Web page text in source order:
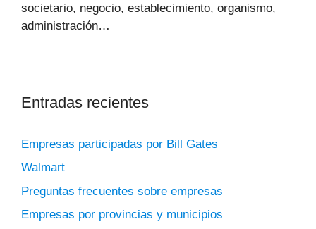
societario, negocio, establecimiento, organismo,
administración…
Entradas recientes
Empresas participadas por Bill Gates
Walmart
Preguntas frecuentes sobre empresas
Empresas por provincias y municipios